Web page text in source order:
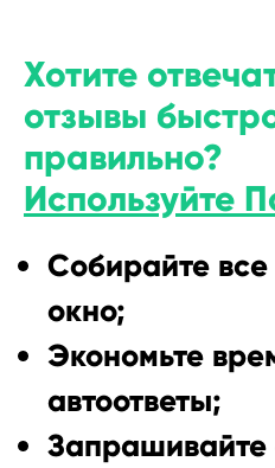
Хотите
отзывы
правильно?
Используйте
Собирайте
окно;
Экономьте
автоответы;
Запрашивайте